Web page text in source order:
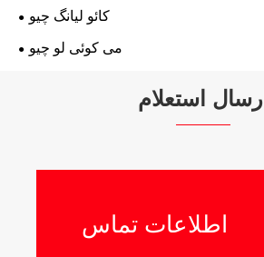
کائو لیانگ چیو
می کوئی لو چیو
ارسال استعلام
اطلاعات تماس